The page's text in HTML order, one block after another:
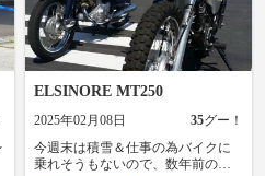
ELSINORE MT250
2025年02月08日 35グー！
今週末は積雪＆仕事の為バイクに
乗れそうもないので、数年前の御